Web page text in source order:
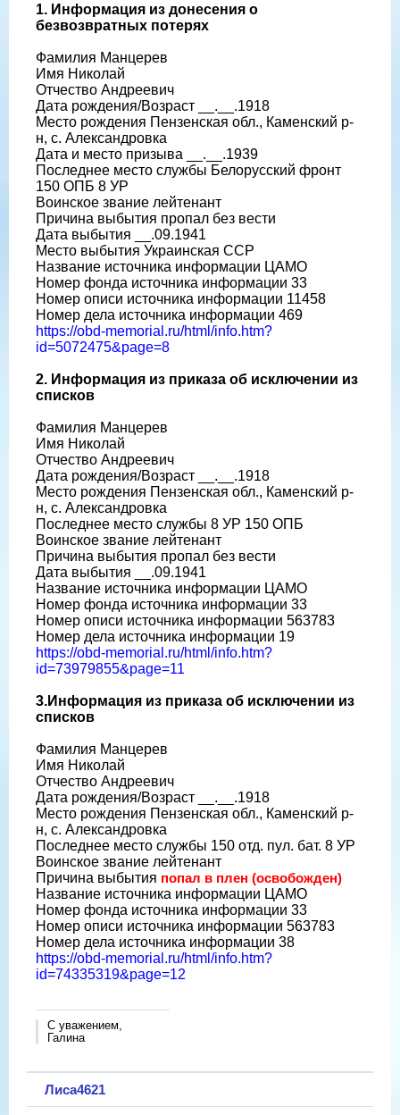
1. Информация из донесения о
безвозвратных потерях
Фамилия Манцерев
Имя Николай
Отчество Андреевич
Дата рождения/Возраст __.__.1918
Место рождения Пензенская обл., Каменский р-
н, с. Александровка
Дата и место призыва __.__.1939
Последнее место службы Белорусский фронт
150 ОПБ 8 УР
Воинское звание лейтенант
Причина выбытия пропал без вести
Дата выбытия __.09.1941
Место выбытия Украинская ССР
Название источника информации ЦАМО
Номер фонда источника информации 33
Номер описи источника информации 11458
Номер дела источника информации 469
https://obd-memorial.ru/html/info.htm?
id=5072475&page=8
2. Информация из приказа об исключении из
списков
Фамилия Манцерев
Имя Николай
Отчество Андреевич
Дата рождения/Возраст __.__.1918
Место рождения Пензенская обл., Каменский р-
н, с. Александровка
Последнее место службы 8 УР 150 ОПБ
Воинское звание лейтенант
Причина выбытия пропал без вести
Дата выбытия __.09.1941
Название источника информации ЦАМО
Номер фонда источника информации 33
Номер описи источника информации 563783
Номер дела источника информации 19
https://obd-memorial.ru/html/info.htm?
id=73979855&page=11
3.Информация из приказа об исключении из
списков
Фамилия Манцерев
Имя Николай
Отчество Андреевич
Дата рождения/Возраст __.__.1918
Место рождения Пензенская обл., Каменский р-
н, с. Александровка
Последнее место службы 150 отд. пул. бат. 8 УР
Воинское звание лейтенант
Причина выбытия попал в плен (освобожден)
Название источника информации ЦАМО
Номер фонда источника информации 33
Номер описи источника информации 563783
Номер дела источника информации 38
https://obd-memorial.ru/html/info.htm?
id=74335319&page=12
С уважением,
Галина
Лиса4621